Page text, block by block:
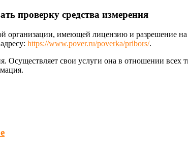
проверку средства измерения
организации, имеющей лицензию и разрешение на
https://www.pover.ru/poverka/pribors/.
Осуществляет свои услуги она в отношении всех